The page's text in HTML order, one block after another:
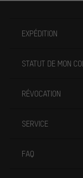
EXPÉDITION
STATUT DE MON
RÉVOCATION
SERVICE
FAQ